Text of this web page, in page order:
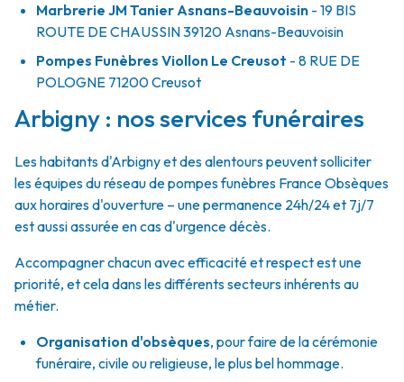
Marbrerie JM Tanier Asnans-Beauvoisin - 19 BIS
ROUTE DE CHAUSSIN39120 Asnans-Beauvoisin
Pompes Funèbres Viollon Le Creusot - 8 RUE DE
POLOGNE 71200Creusot
Arbigny : nos services funéraires
Les habitants d'Arbigny et des alentours peuvent solliciter
les équipes du réseau de pompes funèbres France Obsèques
aux horaires d'ouverture – une permanence 24h/24 et 7j/7
est aussi assurée en cas d'urgence décès.
Accompagner chacun avec efficacité et respect est une
priorité, et cela dans les différents secteurs inhérents au
métier.
Organisation d'obsèques, pour faire de la cérémonie
funéraire, civile ou religieuse, le plus bel hommage.